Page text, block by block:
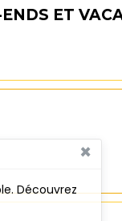
×
Découvrez
ET